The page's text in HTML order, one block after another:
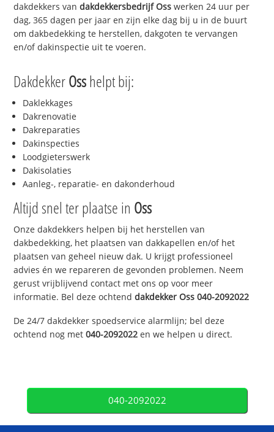
dakdekkers vandakdekkersbedrijfOss werken 24 uur per
dag, 365 dagen per jaar en zijn elke dag bij u in de buurt
om dakbedekking te herstellen, dakgoten te vervangen
en/of dakinspectie uit te voeren.
DakdekkerOsshelpt bij:
Daklekkages
Dakrenovatie
Dakreparaties
Dakinspecties
Loodgieterswerk
Dakisolaties
Aanleg-, reparatie- en dakonderhoud
Altijd snel ter plaatse in Oss
Onze dakdekkers helpen bij het herstellen van
dakbedekking, het plaatsen van dakkapellen en/of het
plaatsen van geheel nieuw dak. U krijgt professioneel
advies én we repareren de gevonden problemen. Neem
gerust vrijblijvend contact met ons op voor meer
informatie. Bel deze ochtenddakdekkerOss 040-2092022
De 24/7 dakdekker spoedservice alarmlijn; bel deze
ochtend nog met040-2092022 en we helpen u direct.
040-2092022